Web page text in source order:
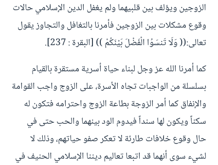
الزوجين ويؤلف بين قلبيهما ولم يغفل الدين الإسلامي حالات
وقوع مشكلات بين الزوجين فأمرنا بالتغافل والتجاوز يقول
تعالى:(( وَلَا تَنسَوُا الْفَضْلَ بَيْنَكُمْ )) [البقرة : 237].
كما أمرنا الله عز وجل لبناء حياة أسرية مستقرة بالقيام
بسلسلة من الواجبات تجاه الأسرة، على الزوج واجب القوامة
والإنفاق كما أمر الزوجة بطاعة الزوج واحترامه فتكون له
سكناً ويكون لها سنداً فيدوم الود بينهما والحب حتى في
حال وقوع خلافات طارئة لا تعكر صفو حياتهم، وذلك لا
لشيء سوى أنهما قد اتبعا تعاليم ديننا الإسلامي الحنيف في